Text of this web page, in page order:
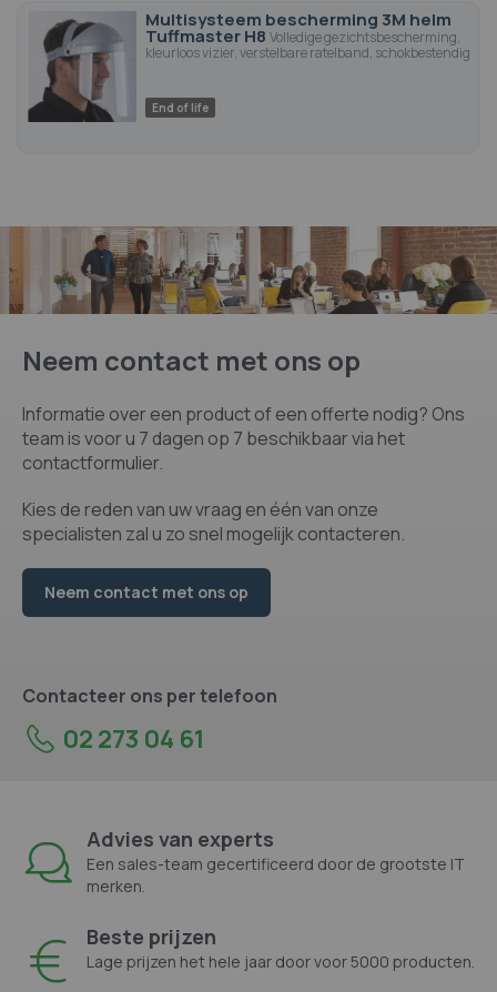
Multisysteem bescherming 3M helm
Tuffmaster H8 Volledige gezichtsbescherming,
kleurloos vizier, verstelbare ratelband, schokbestendig
End of life
Neem contact met ons op
Informatie over een product of een offerte nodig? Ons
team is voor u 7 dagen op 7 beschikbaar via het
contactformulier.
Kies de reden van uw vraag en één van onze
specialisten zal u zo snel mogelijk contacteren.
Neem contact met ons op
Contacteer ons per telefoon
02 273 04 61
Advies van experts
Een sales-team gecertificeerd door de grootste IT
merken.
Beste prijzen
Lage prijzen het hele jaar door voor 5000 producten.